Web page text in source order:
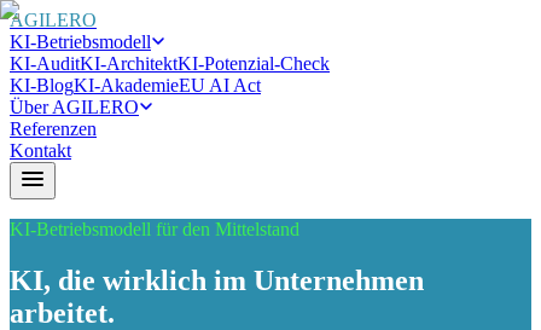
AGILERO
KI-Betriebsmodell
KI-AuditKI-ArchitektKI-Potenzial-Check
KI-BlogKI-AkademieEU AI Act
Über AGILERO
Referenzen
Kontakt
KI-Betriebsmodell für den Mittelstand
KI, die wirklich im Unternehmen
arbeitet.